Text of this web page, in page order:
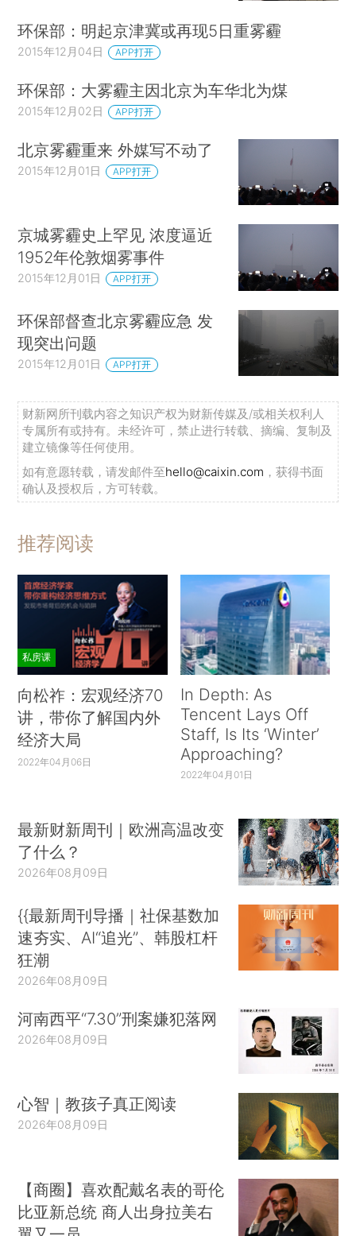
环保部：明起京津冀或再现5日重雾霾
2015年12月04日 APP打开
环保部：大雾霾主因北京为车华北为煤
2015年12月02日 APP打开
北京雾霾重来 外媒写不动了
2015年12月01日 APP打开
京城雾霾史上罕见 浓度逼近
1952年伦敦烟雾事件
2015年12月01日 APP打开
环保部督查北京雾霾应急 发
现突出问题
2015年12月01日 APP打开
财新网所刊载内容之知识产权为财新传媒及/或相关权利人
专属所有或持有。未经许可，禁止进行转载、摘编、复制及
建立镜像等任何使用。
如有意愿转载，请发邮件至hello@caixin.com ，获得书面
确认及授权后，方可转载。
推荐阅读
私房课
向松祚：宏观经济70
讲，带你了解国内外
经济大局
2022年04月06日
In Depth: As
Tencent Lays Off
Staff, Is Its ‘Winter’
Approaching?
2022年04月01日
最新财新周刊｜欧洲高温改变
了什么？
2026年08月09日
{{最新周刊导播｜社保基数加
速夯实、AI“追光”、韩股杠杆
狂潮
2026年08月09日
河南西平“7.30”刑案嫌犯落网
2026年08月09日
心智｜教孩子真正阅读
2026年08月09日
【商圈】喜欢配戴名表的哥伦
比亚新总统 商人出身拉美右